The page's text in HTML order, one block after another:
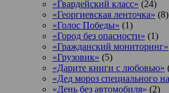
«Гвардейский класс» (24)
«Георгиевская ленточка» (8)
«Голос Победы» (1)
«Город без опасности» (1)
«Гражданский мониторинг»
«Грузовик» (5)
«Дарите книги с любовью»
«Дед мороз специального
«День без автомобиля» (2)